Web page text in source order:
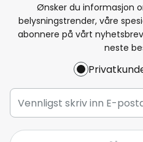
Ønsker du informasjon
belysningstrender, våre
abonnere på vårt
neste